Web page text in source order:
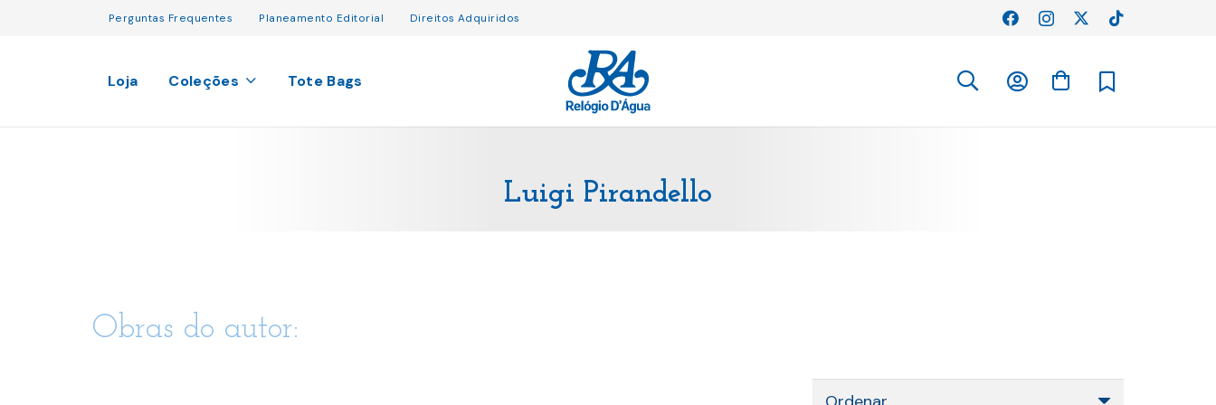
Perguntas Frequentes Planeamento Editorial Direitos Adquiridos
Loja Coleções Tote Bags
Luigi Pirandello
Obras do autor: